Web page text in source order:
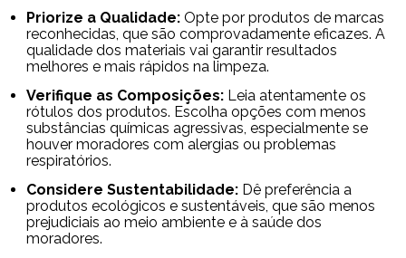
Priorize a Qualidade: Opte por produtos de marcas
reconhecidas, que são comprovadamente eficazes. A
qualidade dos materiais vai garantir resultados
melhores e mais rápidos na limpeza.
Verifique as Composições: Leia atentamente os
rótulos dos produtos. Escolha opções com menos
substâncias químicas agressivas, especialmente se
houver moradores com alergias ou problemas
respiratórios.
Considere Sustentabilidade: Dê preferência a
produtos ecológicos e sustentáveis, que são menos
prejudiciais ao meio ambiente e à saúde dos
moradores.